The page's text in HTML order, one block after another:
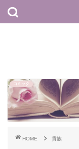
コミック
HOME 貴族